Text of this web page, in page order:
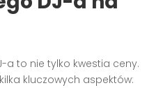
to nie tylko kwestia ceny.
kluczowych aspektów: